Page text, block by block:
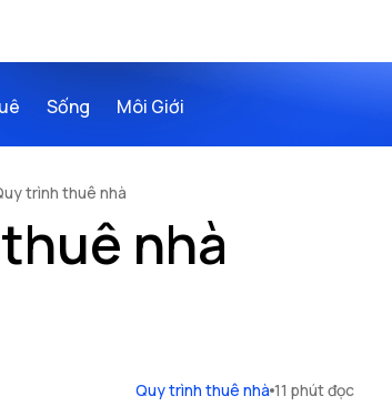
Sống Môi Giới
trình thuê nhà
nhà
Quy trình thuê nhà 11 phút đọc